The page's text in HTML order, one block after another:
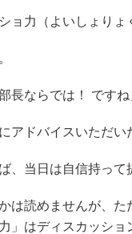
力（よいしょりょ
ならでは！ ですね
ドバイスいただい
当日は自信持って
は読めませんが、た
」はディスカッシ